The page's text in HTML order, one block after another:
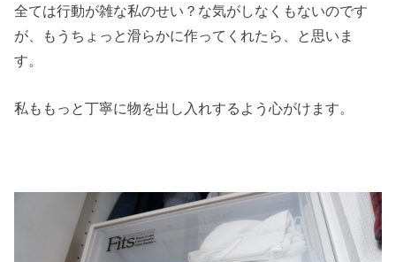
全ては行動が雑な私のせい？な気がしなくもないのです
が、もうちょっと滑らかに作ってくれたら、と思いま
す。
私ももっと丁寧に物を出し入れするよう心がけます。